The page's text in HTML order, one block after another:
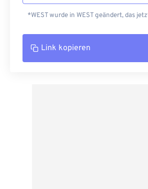
*WEST wurde in WEST geändert, das
Link kopieren